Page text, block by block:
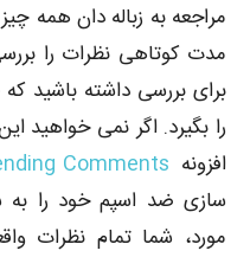
مراجعه به زباله دان همه
مدت کوتاهی نظرات را
برای بررسی داشته باشید
را بگیرد. اگر نمی خواهید
افزونه Comments
سازی ضد اسپم خود را به
مورد، شما تمام نظرات